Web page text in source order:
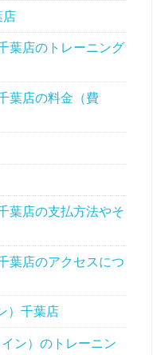
店
葉店のトレーニング
葉店の料金（費
葉店の支払方法やそ
葉店のアクセスにつ
）千葉店
ン）のトレーニン